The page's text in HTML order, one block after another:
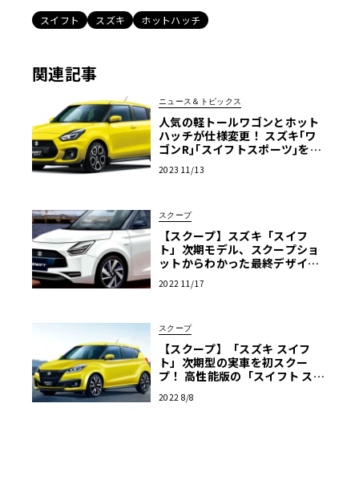
スイフト スズキ ホットハッチ
関連記事
ニュース＆トピックス
人気の軽トールワゴンとホット
ハッチが仕様変更！ スズキ｢ワ
ゴンR｣｢スイフトスポーツ｣を一
2023 11/13
スクープ
【スクープ】スズキ「スイフ
ト」次期モデル、スクープショ
ットからわかった最終デザイン
2022 11/17
スクープ
【スクープ】「スズキ スイフ
ト」次期型の実車を初スクー
プ！ 高性能版の「スイフト スポ
2022 8/8